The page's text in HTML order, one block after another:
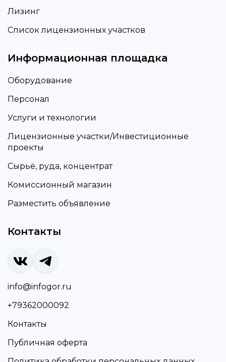
Лизинг
Список лицензионных участков
Информационная площадка
Оборудование
Персонал
Услуги и технологии
Лицензионные участки/Инвестиционные
проекты
Сырьё, руда, концентрат
Комиссионный магазин
Разместить объявление
Контакты
info@infogor.ru
+79362000092
Контакты
Публичная оферта